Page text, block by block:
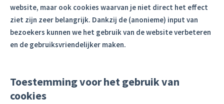
website, maar ook cookies waarvan je niet direct het effect
ziet zijn zeer belangrijk. Dankzij de (anonieme) input van
bezoekers kunnen we het gebruik van de website verbeteren
en de gebruiksvriendelijker maken.
Toestemming voor het gebruik van
cookies